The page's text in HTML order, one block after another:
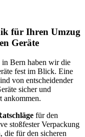
für Ihren Umzug
Geräte
in Bern haben wir die
fest im Blick. Eine
von entscheidender
sicher und
ankommen.
für den
stoßfester Verpackung
die für den sicheren